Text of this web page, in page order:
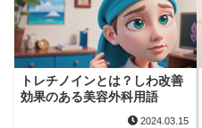
トレチノインとは？しわ改善
効果のある美容外科用語
2024.03.15